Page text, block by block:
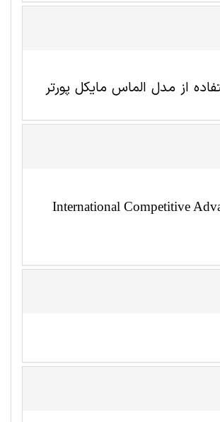
از مدل الماس مایکل پورتر
International Competitive